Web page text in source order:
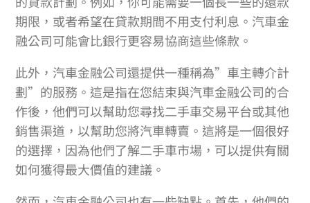
期限，或者希望在貸款期間不用支付利息。汽車金
融公司可能會比銀行更容易協商這些條款。
此外，汽車金融公司還提供一種稱為”車主轉介計
劃”的服務。這是指在您結束與汽車金融公司的合
作後，他們可以幫助您尋找二手車交易平台或其他
銷售渠道，以幫助您將汽車轉賣。這將是一個很好
的選擇，因為他們了解二手車市場，可以提供有關
如何獲得最大價值的建議。